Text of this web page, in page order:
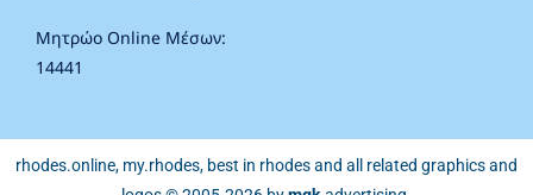
Μητρώο Online Μέσων:
14441
rhodes.online, my.rhodes, best in rhodes and all related graphics and